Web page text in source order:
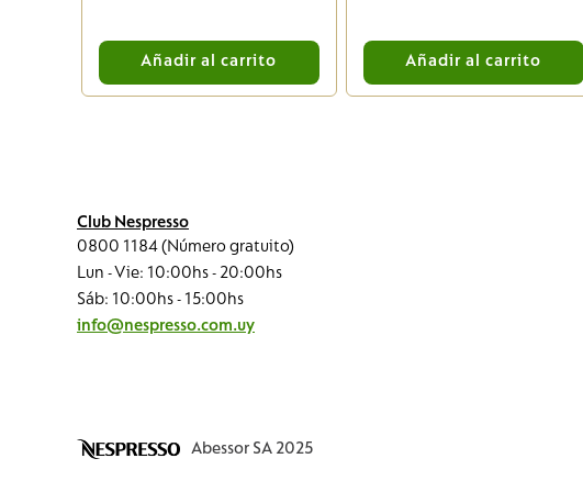
Añadir al carrito Añadir al carrito
Club Nespresso
0800 1184 (Número gratuito)
Lun - Vie: 10:00hs - 20:00hs
Sáb: 10:00hs - 15:00hs
info@nespresso.com.uy
Abessor SA 2025